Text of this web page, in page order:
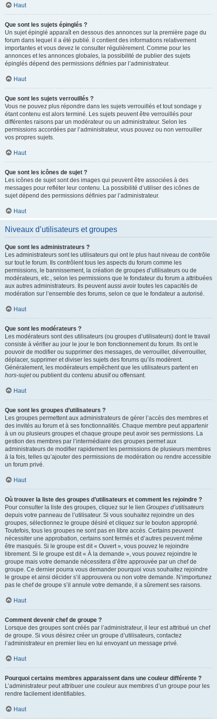
Haut
Que sont les sujets épinglés ?
Un sujet épinglé apparaît en dessous des annonces sur la première page du
forum dans lequel il a été publié. il contient des informations relativement
importantes et vous devez le consulter régulièrement. Comme pour les
annonces et les annonces globales, la possibilité de publier des sujets
épinglés dépend des permissions définies par l’administrateur.
Haut
Que sont les sujets verrouillés ?
Vous ne pouvez plus répondre dans les sujets verrouillés et tout sondage y
étant contenu est alors terminé. Les sujets peuvent être verrouillés pour
différentes raisons par un modérateur ou un administrateur. Selon les
permissions accordées par l’administrateur, vous pouvez ou non verrouiller
vos propres sujets.
Haut
Que sont les icônes de sujet ?
Les icônes de sujet sont des images qui peuvent être associées à des
messages pour refléter leur contenu. La possibilité d’utiliser des icônes de
sujet dépend des permissions définies par l’administrateur.
Haut
Niveaux d’utilisateurs et groupes
Que sont les administrateurs ?
Les administrateurs sont les utilisateurs qui ont le plus haut niveau de contrôle
sur tout le forum. Ils contrôlent tous les aspects du forum comme les
permissions, le bannissement, la création de groupes d’utilisateurs ou de
modérateurs, etc., selon les permissions que le fondateur du forum a attribuées
aux autres administrateurs. Ils peuvent aussi avoir toutes les capacités de
modération sur l’ensemble des forums, selon ce que le fondateur a autorisé.
Haut
Que sont les modérateurs ?
Les modérateurs sont des utilisateurs (ou groupes d’utilisateurs) dont le travail
consiste à vérifier au jour le jour le bon fonctionnement du forum. Ils ont le
pouvoir de modifier ou supprimer des messages, de verrouiller, déverrouiller,
déplacer, supprimer et diviser les sujets des forums qu’ils modèrent.
Généralement, les modérateurs empêchent que les utilisateurs partent en
hors-sujetou publient du contenu abusif ou offensant.
Haut
Que sont les groupes d’utilisateurs ?
Les groupes permettent aux administrateurs de gérer l’accès des membres et
des invités au forum et à ses fonctionnalités. Chaque membre peut appartenir
à un ou plusieurs groupes et chaque groupe peut avoir ses permissions. La
gestion des membres par l’intermédiaire des groupes permet aux
administrateurs de modifier rapidement les permissions de plusieurs membres
à la fois, telles qu’ajouter des permissions de modération ou rendre accessible
un forum privé.
Haut
Où trouver la liste des groupes d’utilisateurs et comment les rejoindre ?
Pour consulter la liste des groupes, cliquez sur le lien Groupes d’utilisateurs
depuis votre panneau de l’utilisateur. Si vous souhaitez rejoindre un des
groupes, sélectionnez le groupe désiré et cliquez sur le bouton approprié.
Toutefois, tous les groupes ne sont pas en libre accès. Certains peuvent
nécessiter une approbation, certains sont fermés et d’autres peuvent même
être masqués. Si le groupe est dit « Ouvert », vous pouvez le rejoindre
librement. Si le groupe est dit « À la demande », vous pouvez rejoindre le
groupe mais votre demande nécessitera d’être approuvée par un chef de
groupe. Ce dernier pourra vous demander pourquoi vous souhaitez rejoindre
le groupe et ainsi décider s’il approuvera ou non votre demande. N’importunez
pas le chef de groupe s’il annule votre demande, il a sûrement ses raisons.
Haut
Comment devenir chef de groupe ?
Lorsque des groupes sont créés par l’administrateur, il leur est attribué un chef
de groupe. Si vous désirez créer un groupe d’utilisateurs, contactez
l’administrateur en premier lieu en lui envoyant un message privé.
Haut
Pourquoi certains membres apparaissent dans une couleur différente ?
L’administrateur peut attribuer une couleur aux membres d’un groupe pour les
rendre facilement identifiables.
Haut